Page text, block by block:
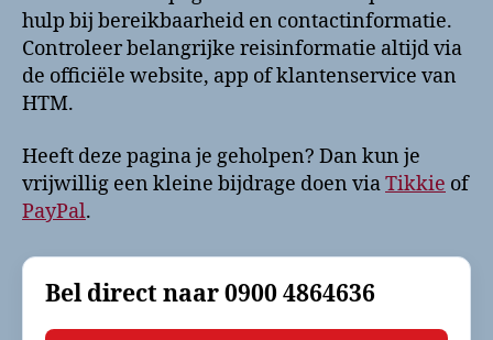
hulp bij bereikbaarheid en contactinformatie.
Controleer belangrijke reisinformatie altijd via
de officiële website, app of klantenservice van
HTM.
Heeft deze pagina je geholpen? Dan kun je
vrijwillig een kleine bijdrage doen viaTikkie of
PayPal.
Bel direct naar0900 4864636